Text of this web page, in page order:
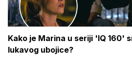
Kako je Marina u seriji 'IQ 160'
lukavog ubojice?